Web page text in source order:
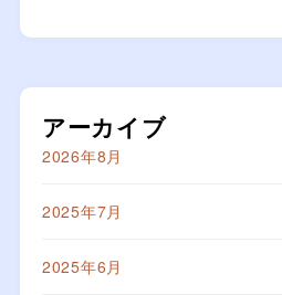
アーカイブ
2026年8月
2025年7月
2025年6月